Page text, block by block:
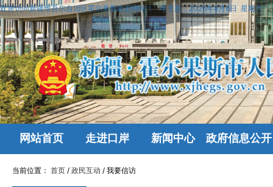
欢迎访问新疆维吾尔自治区霍尔果斯政府网站！ 今天是：2026年8月8日 星期六
网站首页 走进口岸 新闻中心 政府信息公开
投资促进
当前位置： 首页 / 政民互动 / 我要信访